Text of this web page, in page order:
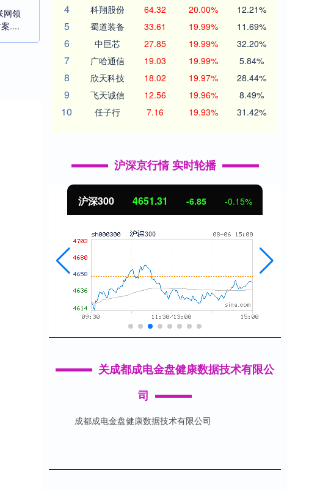
网领
....
4 科翔股份 64.32 20.00% 12.21%
5 蜀道装备 33.61 19.99% 11.69%
6 中巨芯 27.85 19.99% 32.20%
7 广哈通信 19.03 19.99% 5.84%
8 欣天科技 18.02 19.97% 28.44%
9 飞天诚信 12.56 19.96% 8.49%
10 任子行 7.16 19.93% 31.42%
沪深京行情 实时轮播
北证50 1122.88 3.42
关成都成电金盘健康数据技术有限公
司
成都成电金盘健康数据技术有限公司